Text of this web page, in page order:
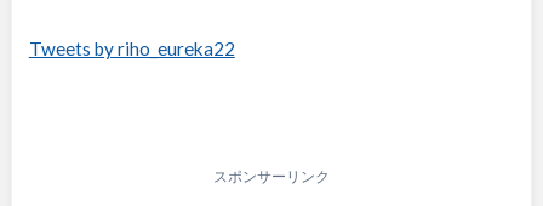
Tweets by riho_eureka22
スポンサーリンク